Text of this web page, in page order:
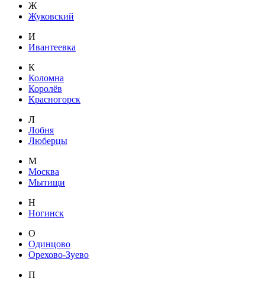
Ж
Жуковский
И
Ивантеевка
К
Коломна
Королёв
Красногорск
Л
Лобня
Люберцы
М
Москва
Мытищи
Н
Ногинск
О
Одинцово
Орехово-Зуево
П